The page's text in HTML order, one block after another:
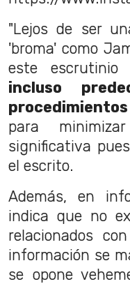
"Lejos de ser
'broma' como
este escrutinio
incluso
para
significativa
el escrito.
Además, en
indica que no
relacionados
información se
se opone